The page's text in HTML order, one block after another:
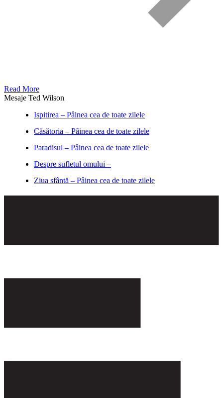
Read More
Mesaje Ted Wilson
Ispitirea – Pâinea cea de toate zilele
Căsătoria – Pâinea cea de toate zilele
Paradisul – Pâinea cea de toate zilele
Despre sufletul omului –
Ziua sfântă – Pâinea cea de toate zilele